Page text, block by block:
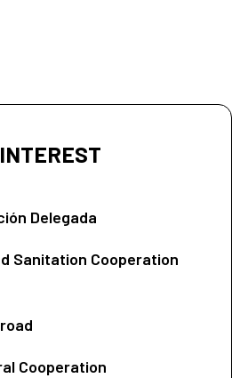
Delegada
Sanitation Cooperation
Cooperation